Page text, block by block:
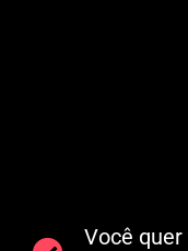
Você